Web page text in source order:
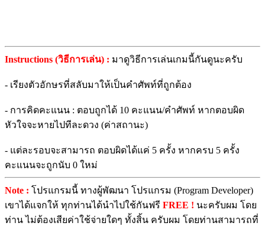
Instructions (วิธีการเล่น) : มาดูวิธีการเล่นเกมนี้กันดูนะครับ
- เรียงตัวอักษรที่สลับมาให้เป็นคำศัพท์ที่ถูกต้อง
- การคิดคะแนน : ตอบถูกได้ 10 คะแนน/คำศัพท์ หากตอบผิด
หัวใจจะหายไปทีละดวง (ค่าสถานะ)
- แต่ละรอบจะสามารถ ตอบผิดได้แค่ 5 ครั้ง หากครบ 5 ครั้ง
คะแนนจะถูกนับ 0 ใหม่
Note : โปรแกรมนี้ ทางผู้พัฒนา โปรแกรม (Program Developer)
เขาได้แจกให้ ทุกท่านได้นำไปใช้กันฟรี FREE ! นะครับผม โดย
ท่าน ไม่ต้องเสียค่าใช้จ่ายใดๆ ทั้งสิ้น ครับผม โดยท่านสามารถที่